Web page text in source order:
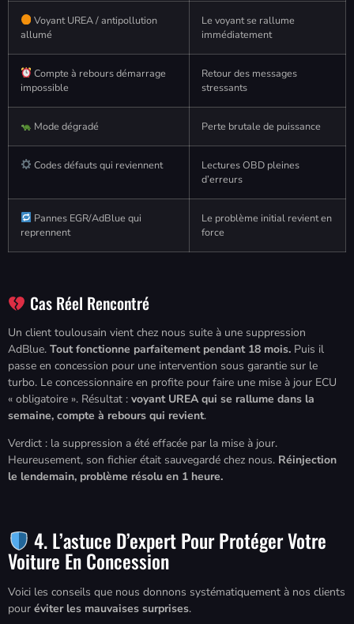
Voyant UREA / antipollution
allumé
Le voyant se rallume
immédiatement
Compte à rebours démarrage
impossible
Retour des messages
stressants
Mode dégradé Perte brutale de puissance
Codes défauts qui reviennent
Lectures OBD pleines
d’erreurs
Pannes EGR/AdBlue qui
reprennent
Le problème initial revient en
force
Cas Réel Rencontré
Un client toulousain vient chez nous suite à une suppression
AdBlue. Tout fonctionne parfaitement pendant 18 mois. Puis il
passe en concession pour une intervention sous garantie sur le
turbo. Le concessionnaire en profite pour faire une mise à jour ECU
« obligatoire ». Résultat : voyant UREA qui se rallume dans la
semaine, compte à rebours qui revient.
Verdict : la suppression a été effacée par la mise à jour.
Heureusement, son fichier était sauvegardé chez nous. Réinjection
le lendemain, problème résolu en 1 heure.
4. L’astuce D’expert Pour Protéger Votre
Voiture En Concession
Voici les conseils que nous donnons systématiquement à nos clients
pour éviter les mauvaises surprises.